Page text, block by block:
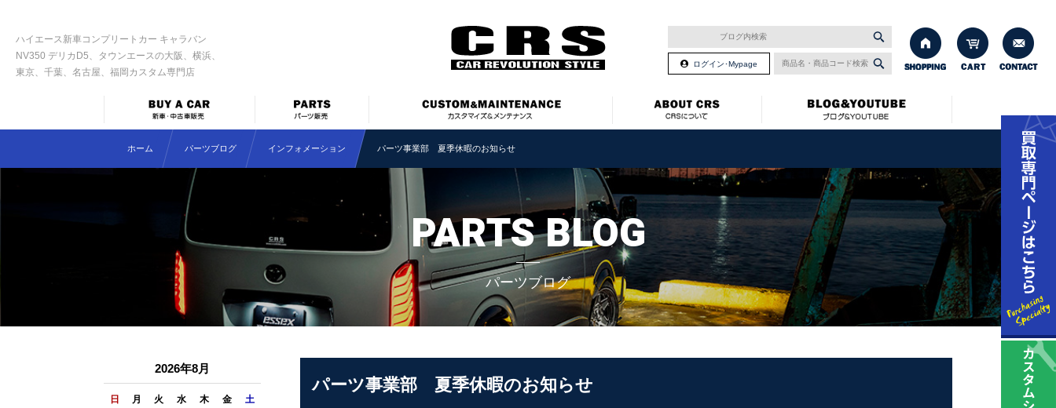
ハイエース新車コンプリートカー キャラバン
NV350 デリカD5、タウンエースの大阪、横浜、
東京、千葉、名古屋、福岡カスタム専門店
ログイン･Mypage
ホーム パーツブログ インフォメーション パーツ事業部 夏季休暇のお知らせ
PARTS BLOG
パーツブログ
パーツ事業部 夏季休暇のお知らせ
2026年8月
日 月 火 水 木 金 土